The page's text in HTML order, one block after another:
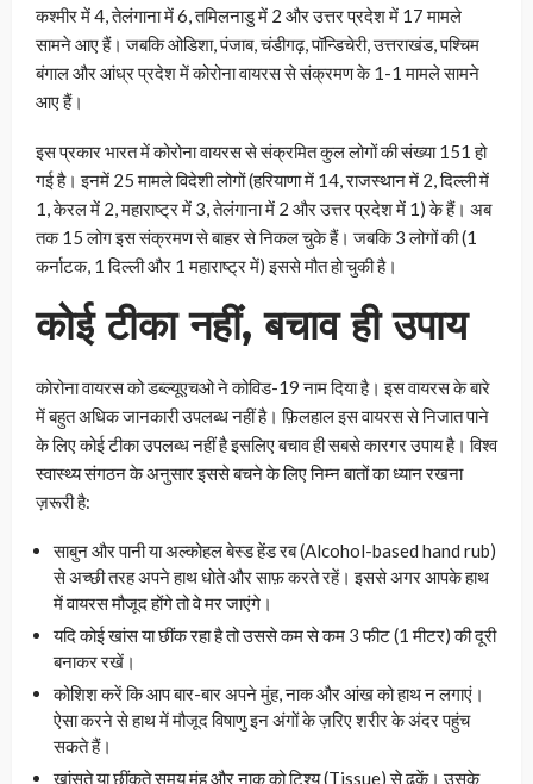
कश्मीर में 4, तेलंगाना में 6, तमिलनाडु में 2 और उत्तर प्रदेश में 17 मामले
सामने आए हैं। जबकि ओडिशा, पंजाब, चंडीगढ़, पॉन्डिचेरी, उत्तराखंड, पश्चिम
बंगाल और आंध्र प्रदेश में कोरोना वायरस से संक्रमण के 1-1 मामले सामने
आए हैं।
इस प्रकार भारत में कोरोना वायरस से संक्रमित कुल लोगों की संख्या 151 हो
गई है। इनमें 25 मामले विदेशी लोगों (हरियाणा में 14, राजस्थान में 2, दिल्ली में
1, केरल में 2, महाराष्ट्र में 3, तेलंगाना में 2 और उत्तर प्रदेश में 1) के हैं। अब
तक 15 लोग इस संक्रमण से बाहर से निकल चुके हैं। जबकि 3 लोगों की (1
कर्नाटक, 1 दिल्ली और 1 महाराष्ट्र में) इससे मौत हो चुकी है।
कोई टीका नहीं, बचाव ही उपाय
कोरोना वायरस को डब्ल्यूएचओ ने कोविड-19 नाम दिया है। इस वायरस के बारे
में बहुत अधिक जानकारी उपलब्ध नहीं है। फ़िलहाल इस वायरस से निजात पाने
के लिए कोई टीका उपलब्ध नहीं है इसलिए बचाव ही सबसे कारगर उपाय है। विश्व
स्वास्थ्य संगठन के अनुसार इससे बचने के लिए निम्न बातों का ध्यान रखना
ज़रूरी है:
साबुन और पानी या अल्कोहल बेस्ड हेंड रब (Alcohol-based hand rub)
से अच्छी तरह अपने हाथ धोते और साफ़ करते रहें। इससे अगर आपके हाथ
में वायरस मौजूद होंगे तो वे मर जाएंगे।
यदि कोई खांस या छींक रहा है तो उससे कम से कम 3 फीट (1 मीटर) की दूरी
बनाकर रखें।
कोशिश करें कि आप बार-बार अपने मुंह, नाक और आंख को हाथ न लगाएं।
ऐसा करने से हाथ में मौजूद विषाणु इन अंगों के ज़रिए शरीर के अंदर पहुंच
सकते हैं।
खांसते या छींकते समय मुंह और नाक को टिश्यू (Tissue) से ढकें। उसके